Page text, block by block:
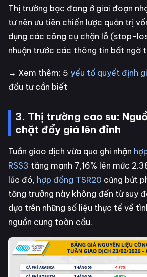
Thị trường bạc đang ở giai đoạn
tư nên ưu tiên chiến lược quản trị
dụng các công cụ chặn lỗ (stop-
nhuận trước các thông tin bất ngờ
→ Xem thêm: 5 yếu tố quyết định
đầu tư cần biết
3. Thị trường cao su:
chặt đẩy giá lên đỉnh
Tuần giao dịch vừa qua ghi nhận
RSS3 tăng mạnh 7,16% lên mức
lúc đó, hợp đồng TSR20 cũng bứt
tăng trưởng này không đến từ suy
dựa trên những số liệu thực tế về
nguồn cung toàn cầu.